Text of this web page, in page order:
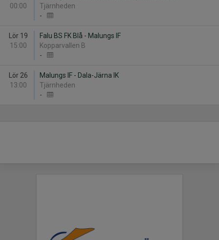
00:00
Tjärnheden
-
Lör 19
15:00
Falu BS FK Blå - Malungs IF
Kopparvallen B
-
Lör 26
13:00
Malungs IF - Dala-Järna IK
Tjärnheden
-